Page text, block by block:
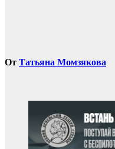
От Татьяна Момзякова